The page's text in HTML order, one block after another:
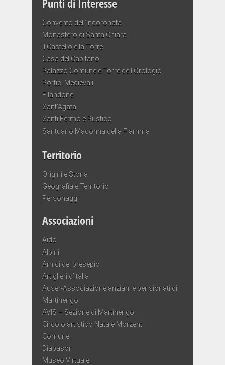
Punti di Interesse
Convento dell’Incoronata
Monastero di Santa Chiara
Il Castello e la Torre
Casa del Capitano
Palazzo Comune e Torre dell’Orologio
Portici Medievali
Filandone
Sant’Agata
Santi Fermo e Rustico
Santuario Madonna della Fiamma
Territorio
Origini e Storia
Geografia e Territorio
Personaggi
Associazioni
Aido
Alpini
Amici del presepio
Artiglieri d’Italia
Auser-Associazione anziani e pensionati di
Martinengo
AVIS – Sezione di Martinengo
Circolo artistico Natale Morzenti
Comune
Diapason
Museo Virtuale